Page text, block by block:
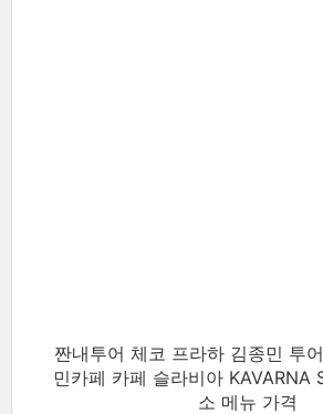
짠내투어 체코 프라하 김종민 투
민카페 카페 슬라비아 KAVARNA
소 메뉴 가격